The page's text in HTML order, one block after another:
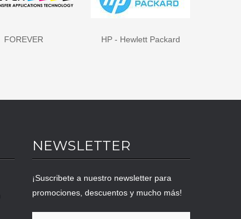
FOREVER HP - Hewlett Packard
NEWSLETTER
¡Suscribete a nuestro newsletter para
promociones, descuentos y mucho más!